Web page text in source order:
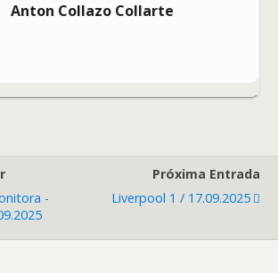
Anton Collazo Collarte
-
Próxima Entrada
Liverpool 1 / 17.09.2025